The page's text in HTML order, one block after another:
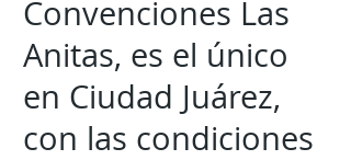
Convenciones Las
Anitas, es el único
en Ciudad Juárez,
con las condiciones